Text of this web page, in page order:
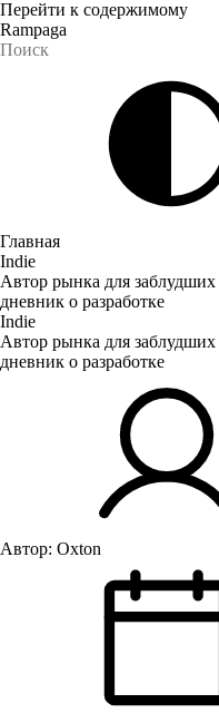
Перейти к содержимому
Rampaga
Главная
Indie
Автор рынка для
дневник о разработке
Indie
Автор рынка для
дневник о разработке
Автор: Oxton